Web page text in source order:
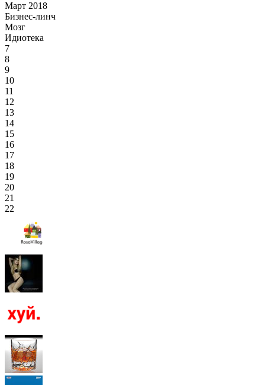
Март 2018
Бизнес-линч
Мозг
Идиотека
7
8
9
10
11
12
13
14
15
16
17
18
19
20
21
22